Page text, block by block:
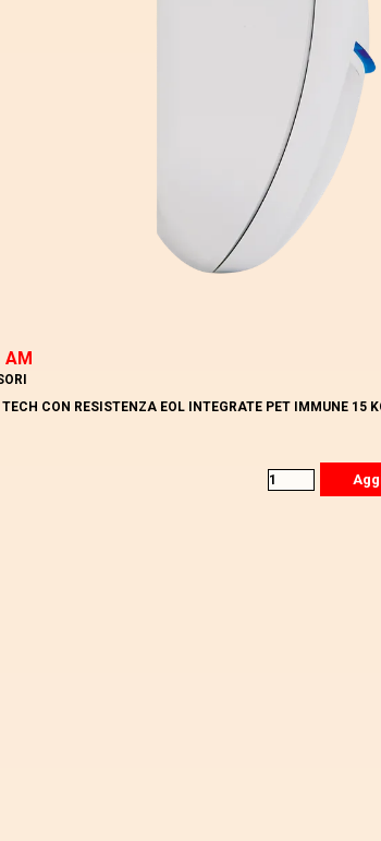
AM
CON RESISTENZA EOL INTEGRATE PET IMMUNE 15